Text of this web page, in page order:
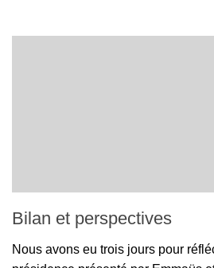
Bilan et perspectives
Nous avons eu trois jours pour